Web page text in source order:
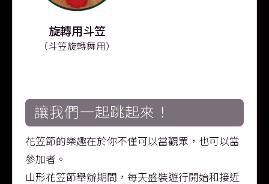
旋轉用斗笠
（斗笠旋轉舞用）
讓我們一起跳起來！
花笠節的樂趣在於你不僅可以當觀眾，也可以當
參加者。
山形花笠節舉辦期間，每天盛裝遊行開始和接近